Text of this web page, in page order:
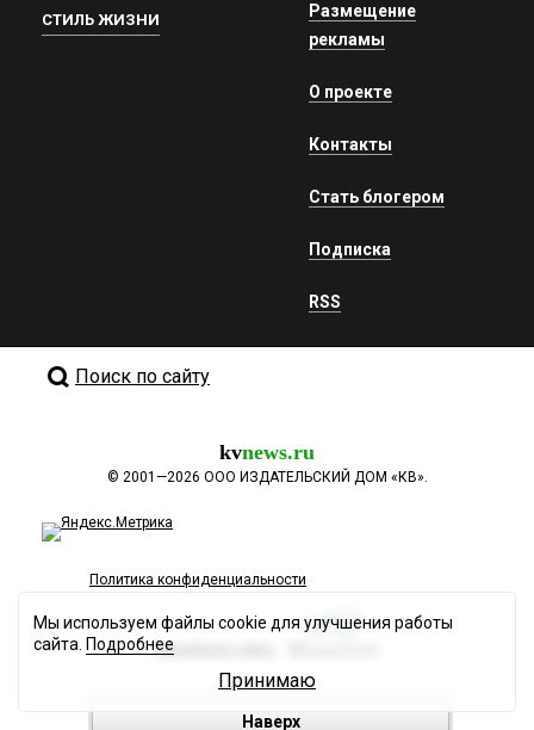
СТИЛЬ ЖИЗНИ
Размещение
рекламы
О проекте
Контакты
Стать блогером
Подписка
RSS
Поиск по сайту
kvnews.ru
© 2001—2026 ООО ИЗДАТЕЛЬСКИЙ ДОМ «КВ».
Политика конфиденциальности
Разработка сайта
Наверх
Мы используем файлы cookie для улучшения работы
сайта. Подробнее
Принимаю